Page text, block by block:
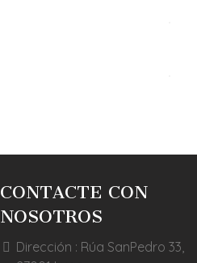
CONTACTE CON
NOSOTROS
Dirección : Rúa SanPedro 33,